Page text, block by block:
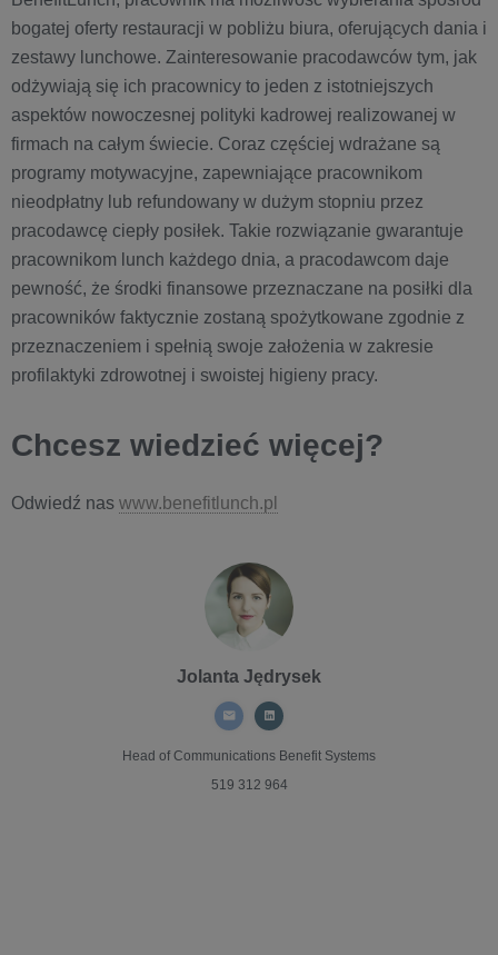
bogatej oferty restauracji w pobliżu biura, oferujących dania i
zestawy lunchowe. Zainteresowanie pracodawców tym, jak
odżywiają się ich pracownicy to jeden z istotniejszych
aspektów nowoczesnej polityki kadrowej realizowanej w
firmach na całym świecie. Coraz częściej wdrażane są
programy motywacyjne, zapewniające pracownikom
nieodpłatny lub refundowany w dużym stopniu przez
pracodawcę ciepły posiłek. Takie rozwiązanie gwarantuje
pracownikom lunch każdego dnia, a pracodawcom daje
pewność, że środki finansowe przeznaczane na posiłki dla
pracowników faktycznie zostaną spożytkowane zgodnie z
przeznaczeniem i spełnią swoje założenia w zakresie
profilaktyki zdrowotnej i swoistej higieny pracy.
Chcesz wiedzieć więcej?
Odwiedź nas www.benefitlunch.pl
Jolanta Jędrysek
Head of Communications Benefit Systems
519 312 964